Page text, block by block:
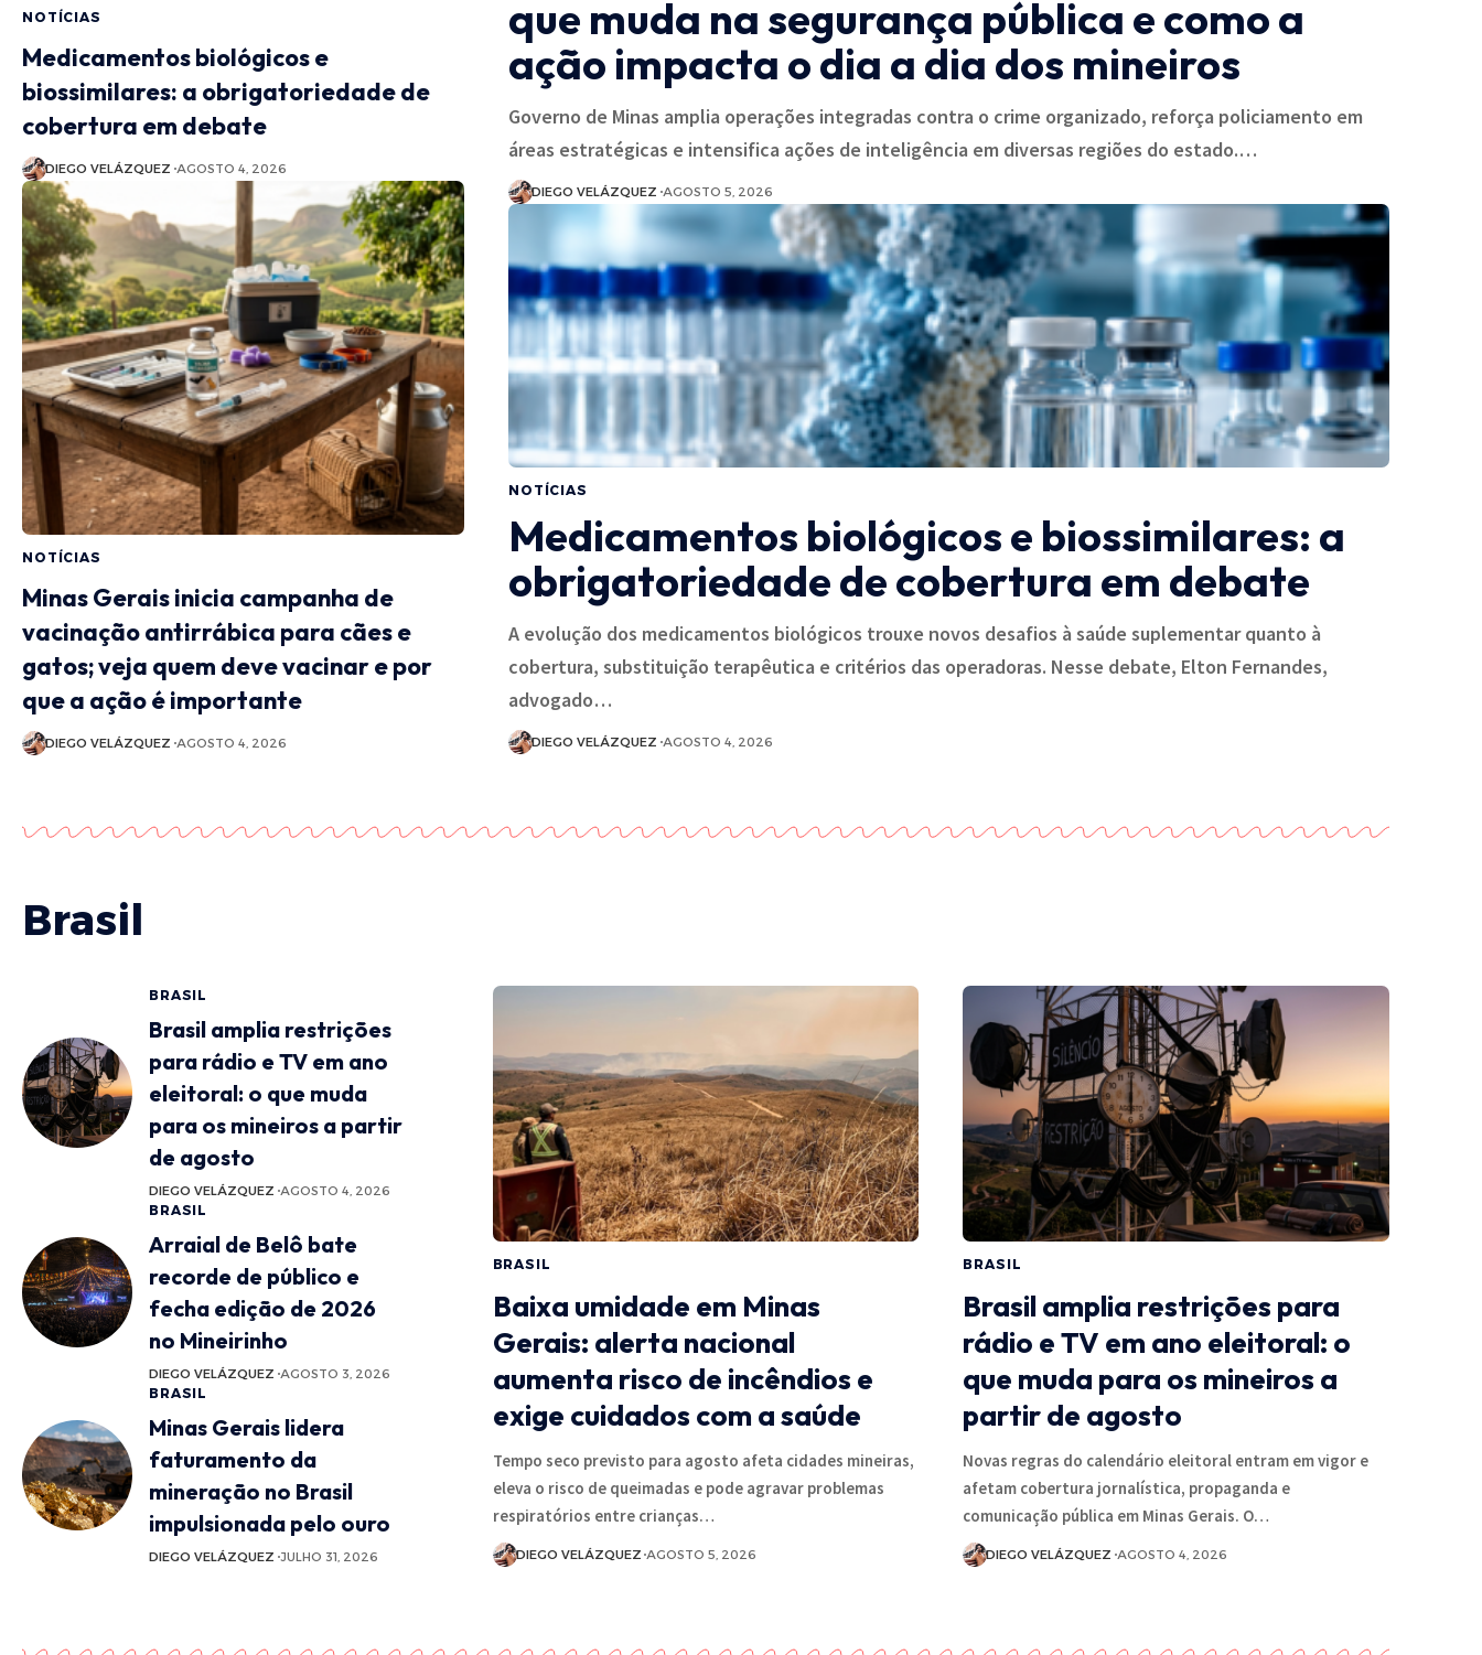
NOTÍCIAS
Medicamentos biológicos e
biossimilares: a obrigatoriedade de
cobertura em debate
DIEGO VELÁZQUEZ AGOSTO 4, 2026
NOTÍCIAS
Minas Gerais inicia campanha de
vacinação antirrábica para cães e
gatos; veja quem deve vacinar e por
que a ação é importante
DIEGO VELÁZQUEZ AGOSTO 4, 2026
que muda na segurança pública e como a
ação impacta o dia a dia dos mineiros
Governo de Minas amplia operações integradas contra o crime organizado, reforça policiamento em
áreas estratégicas e intensifica ações de inteligência em diversas regiões do estado.…
DIEGO VELÁZQUEZ AGOSTO 5, 2026
NOTÍCIAS
Medicamentos biológicos e biossimilares: a
obrigatoriedade de cobertura em debate
A evolução dos medicamentos biológicos trouxe novos desafios à saúde suplementar quanto à
cobertura, substituição terapêutica e critérios das operadoras. Nesse debate, Elton Fernandes,
advogado…
DIEGO VELÁZQUEZ AGOSTO 4, 2026
Brasil
BRASIL
Brasil amplia restrições
para rádio e TV em ano
eleitoral: o que muda
para os mineiros a partir
de agosto
DIEGO VELÁZQUEZ AGOSTO 4, 2026
BRASIL
Arraial de Belô bate
recorde de público e
fecha edição de 2026
no Mineirinho
DIEGO VELÁZQUEZ AGOSTO 3, 2026
BRASIL
Minas Gerais lidera
faturamento da
mineração no Brasil
impulsionada pelo ouro
DIEGO VELÁZQUEZ JULHO 31, 2026
BRASIL
Baixa umidade em Minas
Gerais: alerta nacional
aumenta risco de incêndios e
exige cuidados com a saúde
Tempo seco previsto para agosto afeta cidades mineiras,
eleva o risco de queimadas e pode agravar problemas
respiratórios entre crianças…
DIEGO VELÁZQUEZ AGOSTO 5, 2026
BRASIL
Brasil amplia restrições para
rádio e TV em ano eleitoral: o
que muda para os mineiros a
partir de agosto
Novas regras do calendário eleitoral entram em vigor e
afetam cobertura jornalística, propaganda e
comunicação pública em Minas Gerais. O…
DIEGO VELÁZQUEZ AGOSTO 4, 2026